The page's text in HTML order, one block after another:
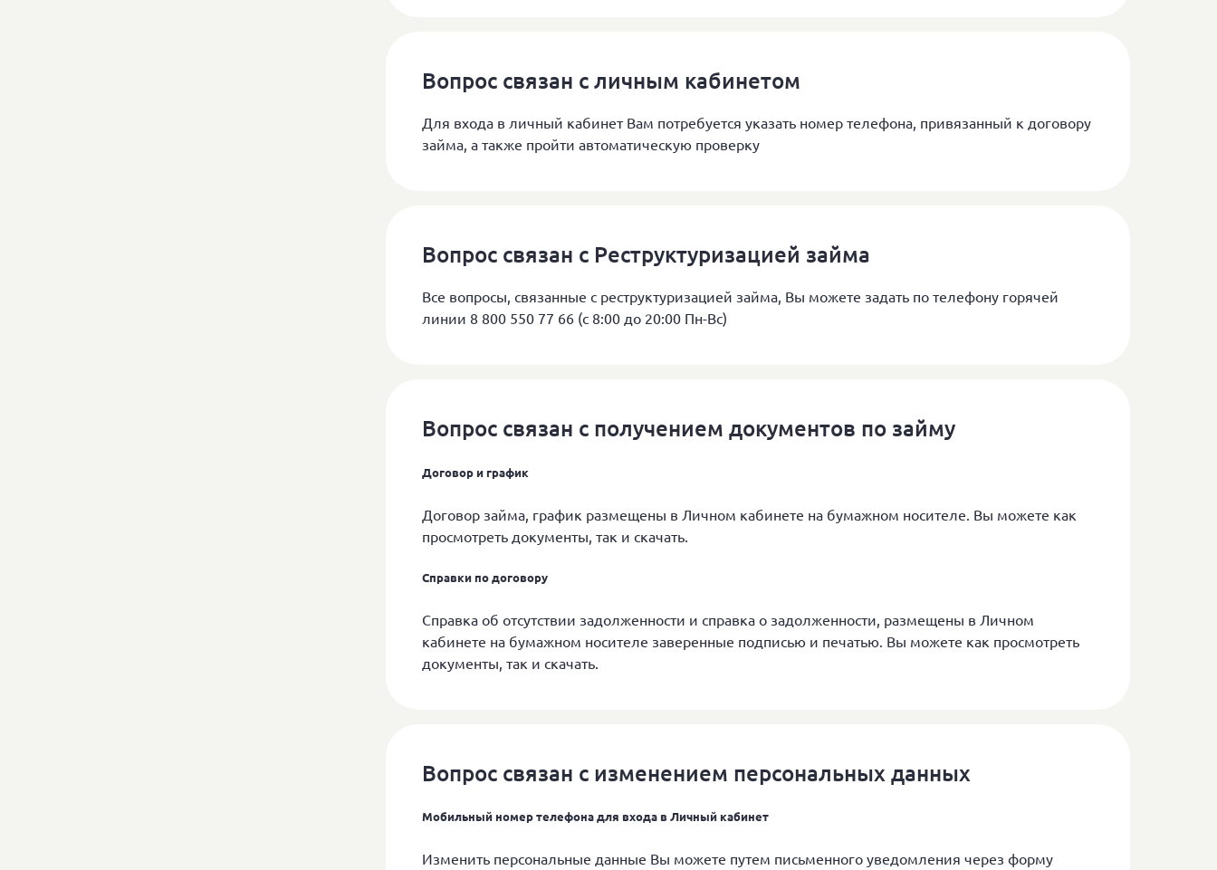
Вопрос связан с личным кабинетом
Для входа в личный кабинет Вам потребуется указать номер телефона, привязанный к договору
займа, а также пройти автоматическую проверку
Вопрос связан с Реструктуризацией займа
Все вопросы, связанные с реструктуризацией займа, Вы можете задать по телефону горячей
линии 8 800 550 77 66 (с 8:00 до 20:00 Пн-Вс)
Вопрос связан с получением документов по займу
Договор и график
Договор займа, график размещены в Личном кабинете на бумажном носителе. Вы можете как
просмотреть документы, так и скачать.
Справки по договору
Справка об отсутствии задолженности и справка о задолженности, размещены в Личном
кабинете на бумажном носителе заверенные подписью и печатью. Вы можете как просмотреть
документы, так и скачать.
Вопрос связан с изменением персональных данных
Мобильный номер телефона для входа в Личный кабинет
Изменить персональные данные Вы можете путем письменного уведомления через форму